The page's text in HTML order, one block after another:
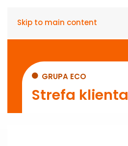
Skip to main content
GRUPA ECO
Strefa klienta